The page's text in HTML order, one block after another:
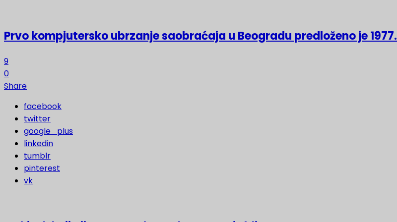
Prvo kompjutersko ubrzanje saobraćaja u Beogradu predloženo je 1977.
9
0
Share
facebook
twitter
google_plus
linkedin
tumblr
pinterest
vk